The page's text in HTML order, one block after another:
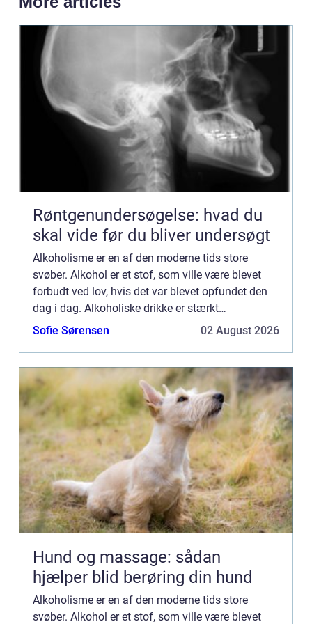
Røntgenundersøgelse: hvad du
skal vide før du bliver undersøgt
Alkoholisme er en af den moderne tids store
svøber. Alkohol er et stof, som ville være blevet
forbudt ved lov, hvis det var blevet opfundet den
dag i dag. Alkoholiske drikke er stærkt
vanedannende, og har skadelige virkninger p&ari...
Sofie Sørensen 02 August 2026
Hund og massage: sådan
hjælper blid berøring din hund
Alkoholisme er en af den moderne tids store
svøber. Alkohol er et stof, som ville være blevet